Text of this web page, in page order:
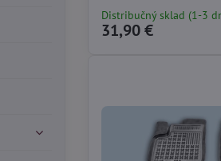
Distribučný sklad (1-3
31,90 €